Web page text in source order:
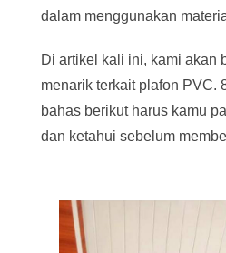
dalam menggunakan
Di artikel kali ini, kami akan
menarik terkait plafon PVC.
bahas berikut harus kamu
dan ketahui sebelum